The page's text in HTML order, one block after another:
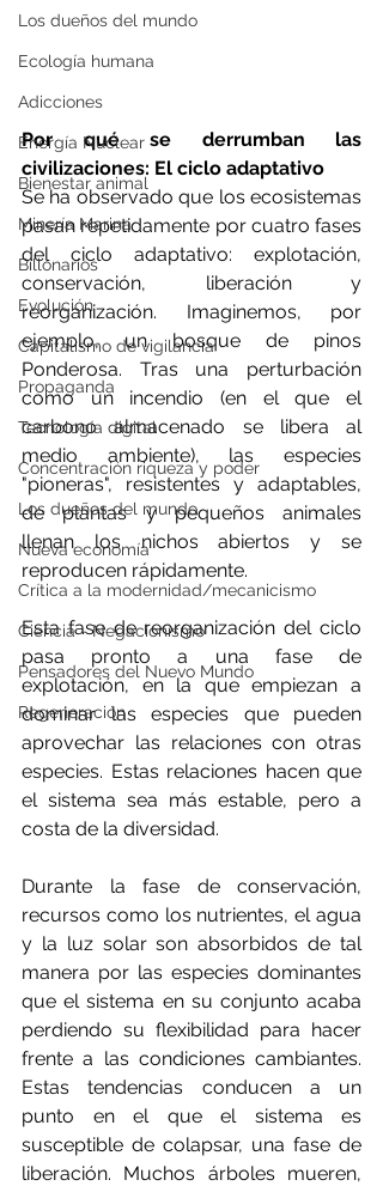
Los dueños del mundo
Ecología humana
Adicciones
Energía Nuclear
Bienestar animal
Minería Marina
Billonarios
Evolución
Capitalismo de vigilancia
Propaganda
Tecnología digital
Concentración riqueza y poder
Los dueños del mundo
Nueva economía
Crítica a la modernidad/mecanicismo
Ciencia - Negacionismo
Pensadores del Nuevo Mundo
Regeneración
Por qué se derrumban las
civilizaciones: El ciclo adaptativo
Se ha observado que los ecosistemas
pasan repetidamente por cuatro fases
del ciclo adaptativo: explotación,
conservación, liberación y
reorganización. Imaginemos, por
ejemplo, un bosque de pinos
Ponderosa. Tras una perturbación
como un incendio (en el que el
carbono almacenado se libera al
medio ambiente), las especies
"pioneras", resistentes y adaptables,
de plantas y pequeños animales
llenan los nichos abiertos y se
reproducen rápidamente.
Esta fase de reorganización del ciclo
pasa pronto a una fase de
explotación, en la que empiezan a
dominar las especies que pueden
aprovechar las relaciones con otras
especies. Estas relaciones hacen que
el sistema sea más estable, pero a
costa de la diversidad.
Durante la fase de conservación,
recursos como los nutrientes, el agua
y la luz solar son absorbidos de tal
manera por las especies dominantes
que el sistema en su conjunto acaba
perdiendo su flexibilidad para hacer
frente a las condiciones cambiantes.
Estas tendencias conducen a un
punto en el que el sistema es
susceptible de colapsar, una fase de
liberación. Muchos árboles mueren,